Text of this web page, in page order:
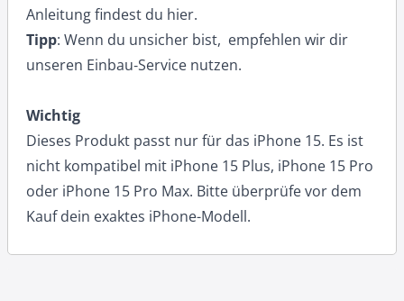
Anleitung findest du hier.
Tipp: Wenn du unsicher bist, empfehlen wir dir
unseren Einbau‑Service nutzen.
Wichtig
Dieses Produkt passt nur für das iPhone 15. Es ist
nicht kompatibel mit iPhone 15 Plus, iPhone 15 Pro
oder iPhone 15 Pro Max. Bitte überprüfe vor dem
Kauf dein exaktes iPhone-Modell.